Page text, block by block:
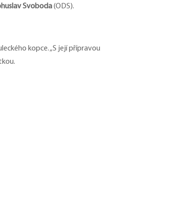
Svoboda(ODS).
kopce. „S její přípravou